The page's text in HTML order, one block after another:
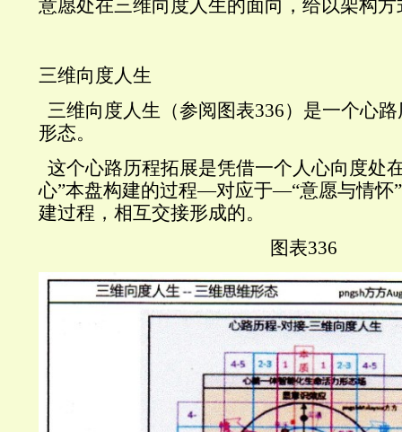
意愿处在三维向度人生的面向，给以架构
三维向度人生
三维向度人生（参阅图表336）是一个心
形态。
这个心路历程拓展是凭借一个人心向度
心”本盘构建的过程—对应于—“意愿与情怀”
建过程，相互交接形成的。
图表336